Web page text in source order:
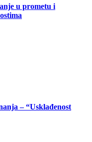
u prometu i
– “Usklađenost